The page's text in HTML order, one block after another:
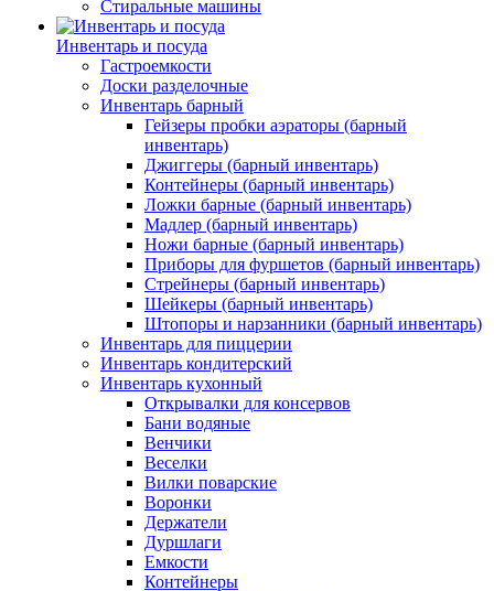
Стиральные машины
Инвентарь и посуда
Гастроемкости
Доски разделочные
Инвентарь барный
Гейзеры пробки аэраторы (барный
инвентарь)
Джиггеры (барный инвентарь)
Контейнеры (барный инвентарь)
Ложки барные (барный инвентарь)
Мадлер (барный инвентарь)
Ножи барные (барный инвентарь)
Приборы для фуршетов (барный инвентарь)
Стрейнеры (барный инвентарь)
Шейкеры (барный инвентарь)
Штопоры и нарзанники (барный инвентарь)
Инвентарь для пиццерии
Инвентарь кондитерский
Инвентарь кухонный
Открывалки для консервов
Бани водяные
Венчики
Веселки
Вилки поварские
Воронки
Держатели
Дуршлаги
Емкости
Контейнеры